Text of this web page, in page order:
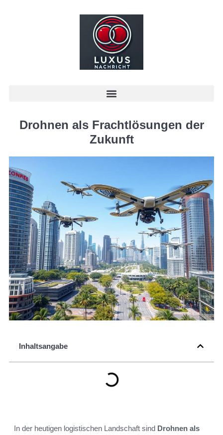
Drohnen als Frachtlösungen der
Zukunft
Inhaltsangabe
In der heutigen logistischen Landschaft sind Drohnen als